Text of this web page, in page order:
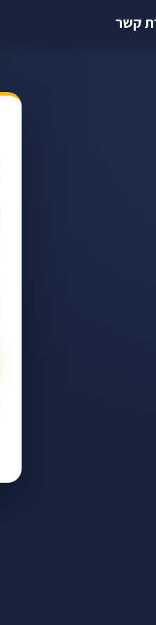
קשר
מגישים
התשלום — לפי הצלחה בלבד.